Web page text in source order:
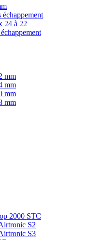
échappement
24 à 22
mm
mm
mm
mm
2000 STC
S2
S3